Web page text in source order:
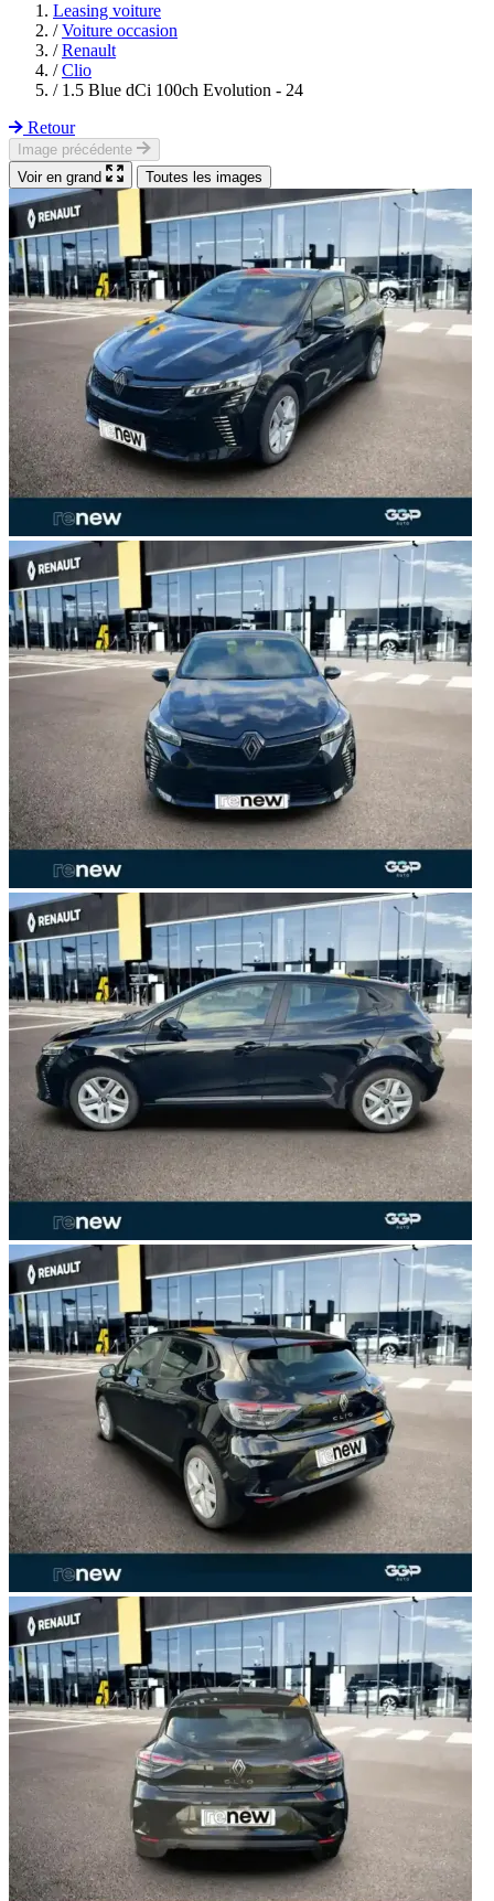
Leasing voiture
/ Voiture occasion
/ Renault
/ Clio
/ 1.5 Blue dCi 100ch Evolution - 24
Retour
Image précédente
Voir en grand
Toutes les images